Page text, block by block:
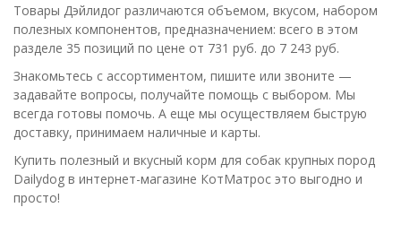
Товары Дэйлидог различаются объемом, вкусом, набором
полезных компонентов, предназначением: всего в этом
разделе 35 позиций по цене от 731 руб. до 7 243 руб.
Знакомьтесь с ассортиментом, пишите или звоните —
задавайте вопросы, получайте помощь с выбором. Мы
всегда готовы помочь. А еще мы осуществляем быструю
доставку, принимаем наличные и карты.
Купить полезный и вкусный корм для собак крупных пород
Dailydog в интернет-магазине КотМатрос это выгодно и
просто!